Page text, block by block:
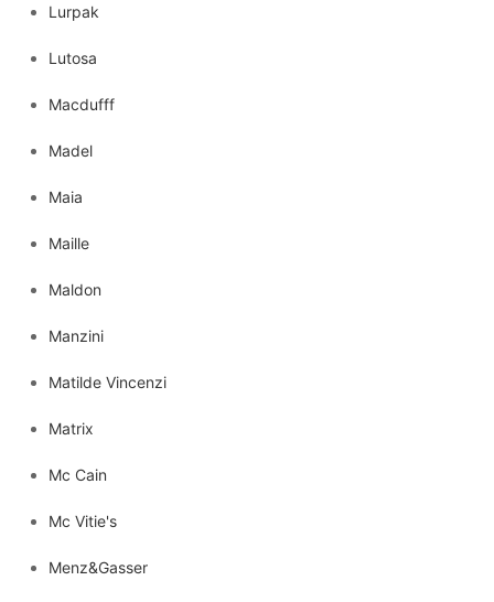
Lurpak
Lutosa
Macdufff
Madel
Maia
Maille
Maldon
Manzini
Matilde Vincenzi
Matrix
Mc Cain
Mc Vitie's
Menz&Gasser